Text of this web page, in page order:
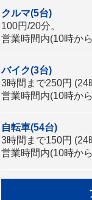
クルマ(5台)
100円/20分。
営業時間内(10時か
バイク(3台)
3時間まで250円 (24
営業時間内(10時か
自転車(54台)
3時間まで150円 (24
営業時間内(10時か